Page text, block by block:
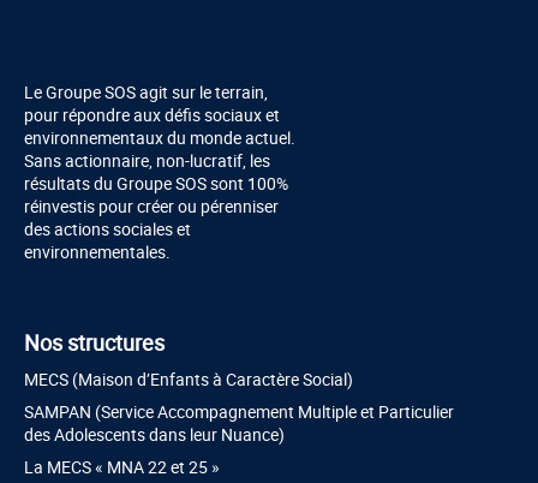
Le Groupe SOS agit sur le terrain,
pour répondre aux défis sociaux et
environnementaux du monde actuel.
Sans actionnaire, non-lucratif, les
résultats du Groupe SOS sont 100%
réinvestis pour créer ou pérenniser
des actions sociales et
environnementales.
Nos structures
MECS (Maison d’Enfants à Caractère Social)
SAMPAN (Service Accompagnement Multiple et Particulier
des Adolescents dans leur Nuance)
La MECS « MNA 22 et 25 »